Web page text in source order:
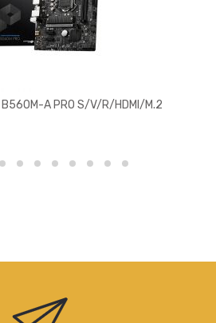
B560M-A PRO S/V/R/HDMI/M.2